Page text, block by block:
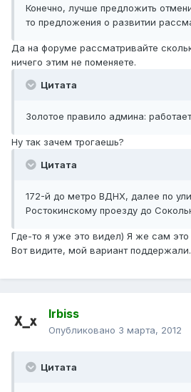
Конечно, лучше предложить
то предложения о развитии
Да на форуме рассматривайте
ничего этим не поменяете.
Цитата
Золотое правило админа:
Ну так зачем трогаешь?
Цитата
172-й до метро ВДНХ, далее по
Ростокинскому проезду до
Где-то я уже это видел) Я же сам это
Вот видите, мой вариант
Irbiss
Опубликовано 3 марта, 2012
Цитата